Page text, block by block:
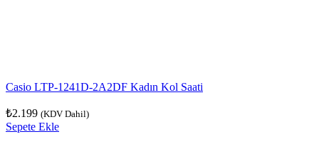
Casio LTP-1241D-2A2DF Kadın Kol Saati
₺2.199 (KDV Dahil)
Sepete Ekle